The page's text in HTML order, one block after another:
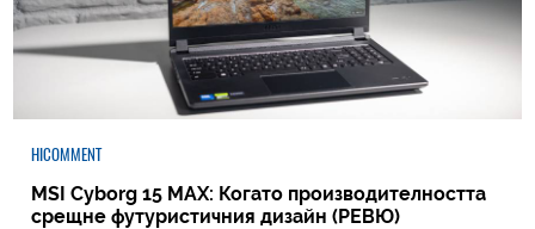
HICOMMENT
MSI Cyborg 15 MAX: Когато производителността
срещне футуристичния дизайн (РЕВЮ)